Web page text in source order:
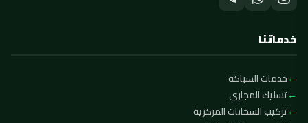
خدماتنا
خدمات السباكة
تسليك المجاري
تركيب السخانات المركزية